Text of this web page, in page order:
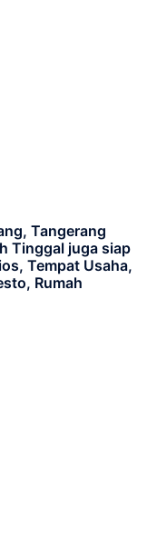
Tangerang
Tinggal juga siap
Tempat Usaha,
Rumah